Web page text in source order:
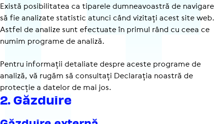
Există posibilitatea ca tiparele dumneavoastră de navigare
să fie analizate statistic atunci când vizitați acest site web.
Astfel de analize sunt efectuate în primul rând cu ceea ce
numim programe de analiză.
Pentru informații detaliate despre aceste programe de
analiză, vă rugăm să consultați Declarația noastră de
protecție a datelor de mai jos.
2. Găzduire